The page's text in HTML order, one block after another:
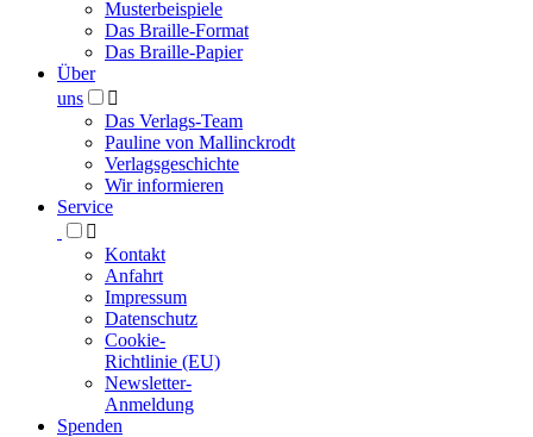
Musterbeispiele
Das Braille-Format
Das Braille-Papier
Über
uns

Das Verlags-Team
Pauline von Mallinckrodt
Verlagsgeschichte
Wir informieren
Service

Kontakt
Anfahrt
Impressum
Datenschutz
Cookie-
Richtlinie (EU)
Newsletter-
Anmeldung
Spenden